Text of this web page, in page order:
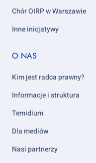
Chór OIRP w Warszawie
Inne inicjatywy
Footer
5
O NAS
Kim jest radca prawny?
Informacje i struktura
Temidium
Dla mediów
Nasi partnerzy